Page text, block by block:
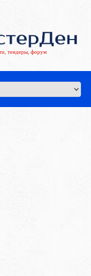
тендеры, форум